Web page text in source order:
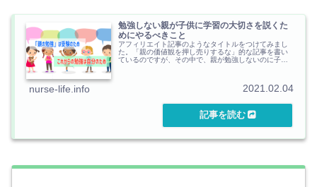
勉強しない親が子供に学習の大切さを説くた
めにやるべきこと
アフィリエイト記事のようなタイトルをつけてみまし
た。「親の価値観を押し売りするな」的な記事を書い
ているのですが、その中で、親が勉強しないのに子供
nurse-life.info 2021.02.04